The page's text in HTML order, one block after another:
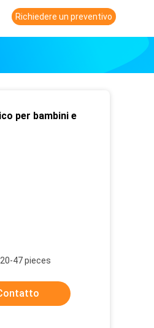
Richiedere un preventivo
per bambini e
47 pieces